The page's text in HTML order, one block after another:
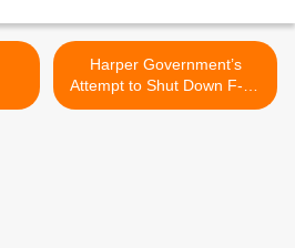
Harper Government’s
Attempt to Shut Down F-35
Investigation Fails >